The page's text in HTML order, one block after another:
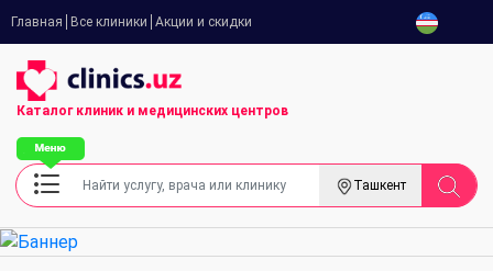
Главная Все клиники Акции и скидки
Каталог клиник и медицинских центров
Ташкент